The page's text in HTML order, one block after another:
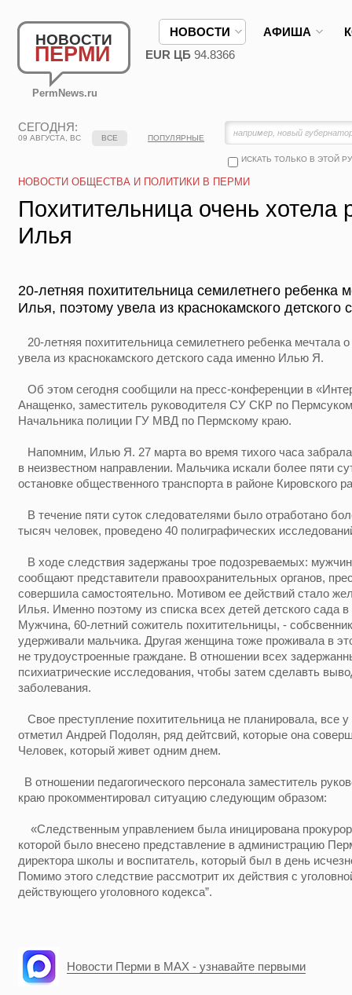
НОВОСТИ
ПЕРМИ
PermNews.ru
НОВОСТИ АФИША
EUR ЦБ 94.8366
СЕГОДНЯ:
09 АВГУСТА, ВС
ИСКАТЬ ТОЛЬКО В ЭТОЙ
ВСЕ ПОПУЛЯРНЫЕ
НОВОСТИ ОБЩЕСТВА И ПОЛИТИКИ В ПЕРМИ
Похитительница очень
Илья
20-летняя похитительница семилетнего ребенка
Илья, поэтому увела из краснокамского
20-летняя похитительница семилетнего ребенка мечтала
увела из краснокамского детского сада именно Илью Я.
Об этом сегодня сообщили на пресс-конференции в
Анащенко, заместитель руководителя СУ СКР по
Начальника полиции ГУ МВД по Пермскому краю.
Напомним, Илью Я. 27 марта во время тихого часа
в неизвестном направлении. Мальчика искали более пяти
остановке общественного транспорта в районе Кировского
В течение пяти суток следователями было отработано
тысяч человек, проведено 40 полиграфических
В ходе следствия задержаны трое подозреваемых:
сообщают представители правоохранительных органов,
совершила самостоятельно. Мотивом ее действий стало
Илья. Именно поэтому из списка всех детей детского
Мужчина, 60-летний сожитель похитительницы, -
удерживали мальчика. Другая женщина тоже проживала в
не трудоустроенные граждане. В отношении всех
психиатрические исследования, чтобы затем сделавть
заболевания.
Свое преступление похитительница не планировала, все
отметил Андрей Подолян, ряд дейтсвий, которые она
Человек, который живет одним днем.
В отношении педагогического персонала заместитель
краю прокомментировал ситуацию следующим образом:
«Следственным управлением была иницирована
которой было внесено представление в администрацию
директора школы и воспитатель, который был в день
Помимо этого следствие рассмотрит их действия с
действующего уголовного кодекса”.
Новости Перми в MAX - узнавайте первыми